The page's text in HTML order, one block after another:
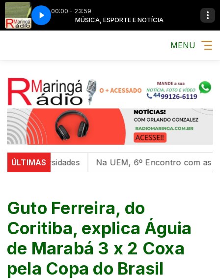
00:00 - 23:59
MÚSICA, ESPORTE E NOTÍCIA
MÚSICA, ESPORTE E NOTÍCIA
MENU
ÚLTIMAS
universidades Na UEM, 6º Encontro com as
Guto Ferreira, do
Coritiba, explica Águia
de Marabá 3 x 2 Coxa
pela Copa do Brasil